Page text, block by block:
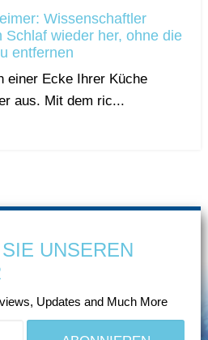
Wissenschaftler
Schlaf wieder her, ohne die
entfernen
einer Ecke Ihrer Küche
aus. Mit dem ric...
UNSEREN
Updates and Much More